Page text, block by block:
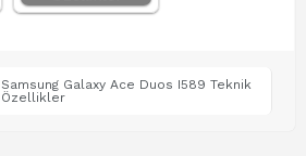
Samsung Galaxy Ace Duos I589 Teknik
Özellikler